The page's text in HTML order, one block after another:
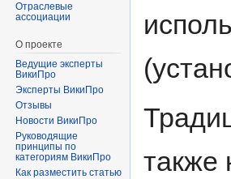
также
Отраслевые
ассоциации
О проекте
Ведущие эксперты
ВикиПро
Эксперты ВикиПро
Отзывы
Новости ВикиПро
Руководящие
принципы по
категориям ВикиПро
Как разместить статью